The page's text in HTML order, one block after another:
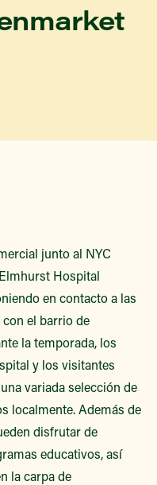
junto al NYC
Hospital
en contacto a las
el barrio de
la temporada, los
y los visitantes
variada selección de
localmente. Además de
disfrutar de
educativos, así
la carpa de